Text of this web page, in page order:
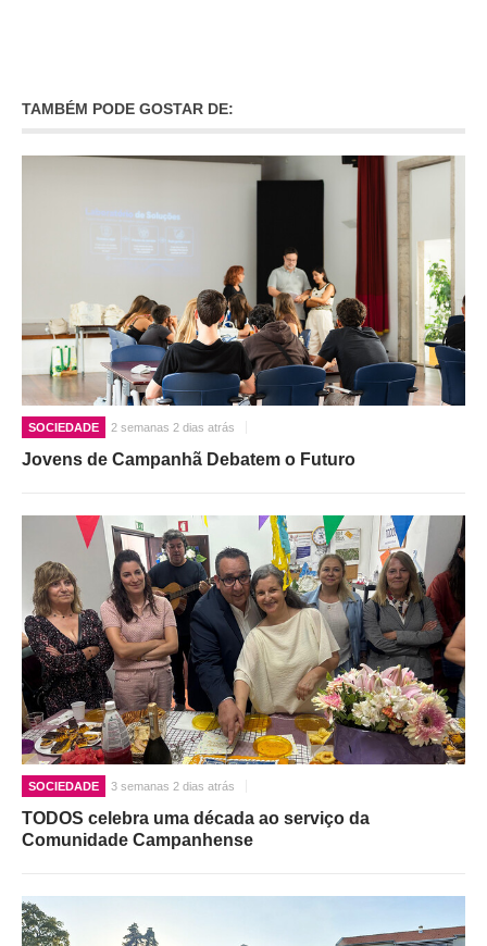
TAMBÉM PODE GOSTAR DE:
SOCIEDADE 2 semanas 2 dias atrás
Jovens de Campanhã Debatem o Futuro
SOCIEDADE 3 semanas 2 dias atrás
TODOS celebra uma década ao serviço da
Comunidade Campanhense